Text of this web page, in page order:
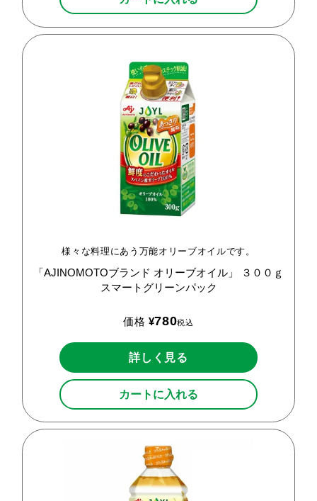
様々な料理にあう万能オリーブオイルです。
「AJINOMOTOブランド オリーブオイル」
３００ｇ
スマートグリーンパック
価格 ¥780税込
詳しく見る
カートに入れる